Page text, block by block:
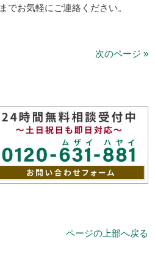
までお気軽にご連絡ください。
次のページ »
ページの上部へ戻る